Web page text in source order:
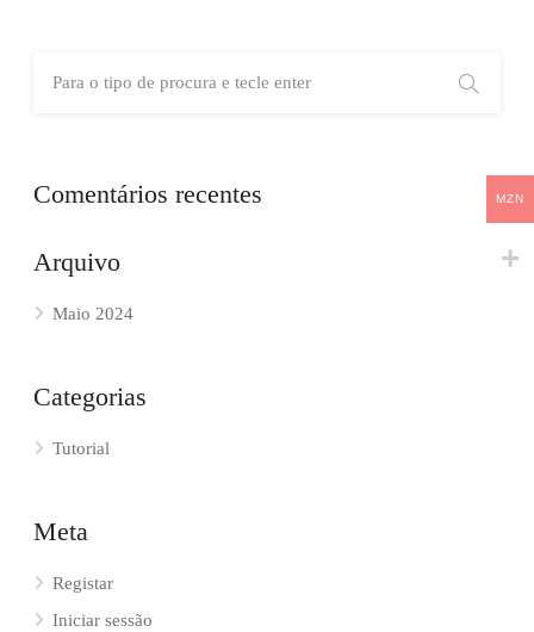
Comentários recentes
Arquivo
Maio 2024
Categorias
Tutorial
Meta
Registar
Iniciar sessão
MZN